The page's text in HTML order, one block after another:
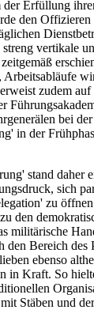
der Erfüllung
den Offizieren
vertikale
zudem auf
bei
in der
stand daher
sich
zu
den
militärische
den Bereich des
ebenso
in Kraft. So
Stäben und